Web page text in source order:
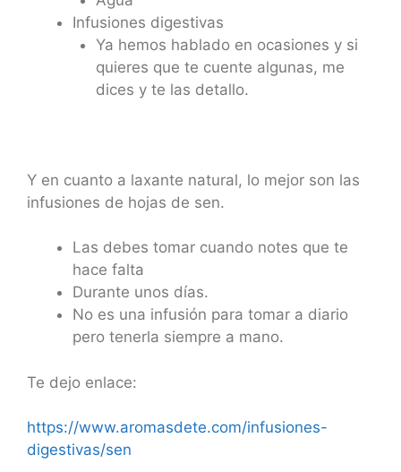
Infusiones digestivas
Ya hemos hablado en ocasiones y si
quieres que te cuente algunas, me
dices y te las detallo.
Y en cuanto a laxante natural, lo mejor son las
infusiones de hojas de sen.
Las debes tomar cuando notes que te
hace falta
Durante unos días.
No es una infusión para tomar a diario
pero tenerla siempre a mano.
Te dejo enlace:
https://www.aromasdete.com/infusiones-
digestivas/sen